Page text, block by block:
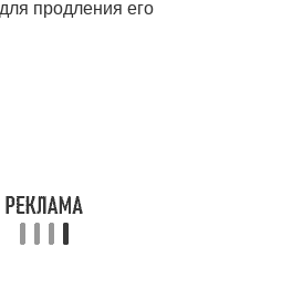
продления его